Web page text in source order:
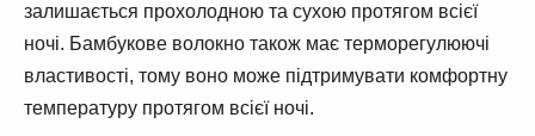
залишається прохолодною та сухою протягом всієї
ночі. Бамбукове волокно також має терморегулюючі
властивості, тому воно може підтримувати комфортну
температуру протягом всієї ночі.